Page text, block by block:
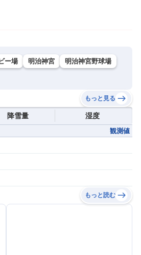
ー場 明治神宮
明治神宮野球場
もっと見る
降雪量 湿度
観測値
もっと読む